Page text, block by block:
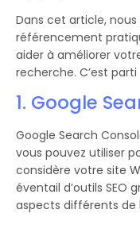
Dans cet article, nous
référencement
aider à améliorer
recherche. C’est parti
1. Google
Google Search
vous pouvez utiliser
considère votre site
éventail d’outils SEO
aspects différents de